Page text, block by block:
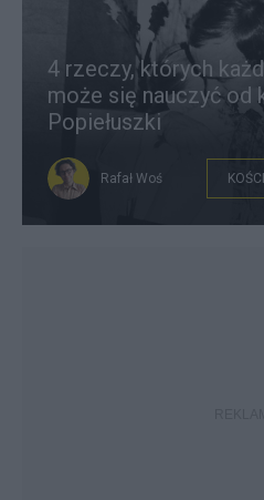
4 rzeczy, których
może się nauczyć od
Popiełuszki
Rafał Woś